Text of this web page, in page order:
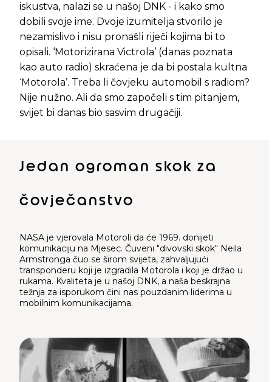
iskustva, nalazi se u našoj DNK - i kako smo
dobili svoje ime. Dvoje izumitelja stvorilo je
nezamislivo i nisu pronašli riječi kojima bi to
opisali. ‘Motorizirana Victrola’ (danas poznata
kao auto radio) skraćena je da bi postala kultna
‘Motorola’. Treba li čovjeku automobil s radiom?
Nije nužno. Ali da smo započeli s tim pitanjem,
svijet bi danas bio sasvim drugačiji.
Jedan ogroman skok za
čovječanstvo
NASA je vjerovala Motoroli da će 1969. donijeti
komunikaciju na Mjesec. Čuveni "divovski skok" Neila
Armstronga čuo se širom svijeta, zahvaljujući
transponderu koji je izgradila Motorola i koji je držao u
rukama. Kvaliteta je u našoj DNK, a naša beskrajna
težnja za isporukom čini nas pouzdanim liderima u
mobilnim komunikacijama.